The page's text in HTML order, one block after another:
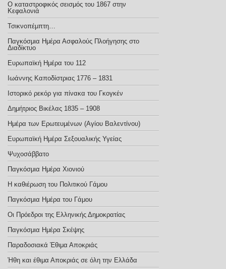
Ο καταστροφικός σεισμός του 1867 στην
Κεφαλονιά
Τσικνοπέμπτη…
Παγκόσμια Ημέρα Ασφαλούς Πλοήγησης στο
Διαδίκτυο
Ευρωπαϊκή Ημέρα του 112
Ιωάννης Καποδίστριας 1776 – 1831
Ιστορικό ρεκόρ για πίνακα του Γκογκέν
Δημήτριος Βικέλας 1835 – 1908
Ημέρα των Ερωτευμένων (Αγίου Βαλεντίνου)
Ευρωπαϊκή Ημέρα Σεξoυαλικής Υγείας
Ψυχοσάββατο
Παγκόσμια Ημέρα Χιονιού
Η καθιέρωση του Πολιτικού Γάμου
Παγκόσμια Ημέρα του Γάμου
Οι Πρόεδροι της Ελληνικής Δημοκρατίας
Παγκόσμια Ημέρα Σκέψης
Παραδοσιακά Έθιμα Αποκριάς
Ήθη και έθιμα Αποκριάς σε όλη την Ελλάδα